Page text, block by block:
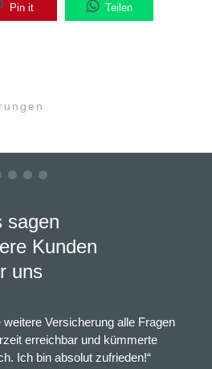
Pin it Teilen
sagen
Kunden
uns
Versicherung alle Fragen
erreichbar und kümmerte
Ich bin absolut zufrieden!“